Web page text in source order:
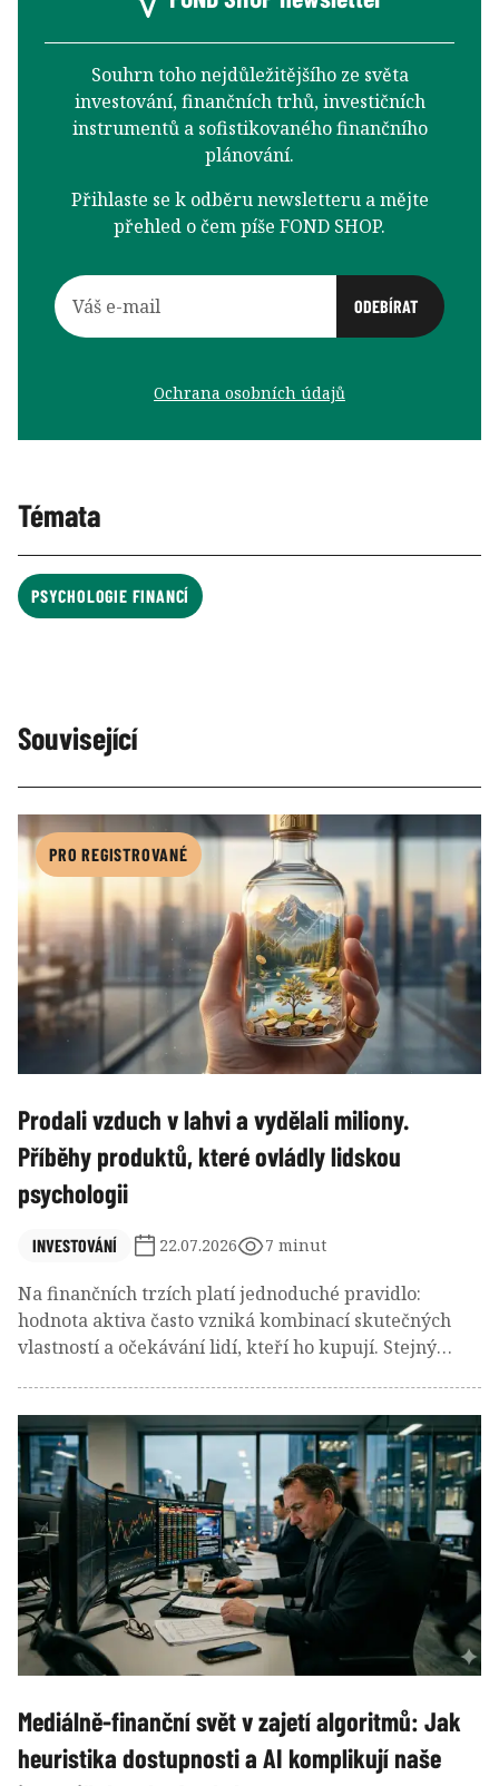
Souhrn toho nejdůležitějšího ze světa
investování, finančních trhů, investičních
instrumentů a sofistikovaného finančního
plánování.
Přihlaste se k odběru newsletteru a mějte
přehled o čem píše FOND SHOP.
Ochrana osobních údajů
Témata
PSYCHOLOGIE FINANCÍ
Související
PRO REGISTROVANÉ
Prodali vzduch v lahvi a vydělali miliony.
Příběhy produktů, které ovládly lidskou
psychologii
INVESTOVÁNÍ 22.07.2026 7 minut
Na finančních trzích platí jednoduché pravidlo:
hodnota aktiva často vzniká kombinací skutečných
vlastností a očekávání lidí, kteří ho kupují. Stejný
složitou technologii, jiné vznikly téměř bez nákladů,
přesto dokázaly svým tvůrcům přinést obrovské
bohatství.
Mediálně-finanční svět v zajetí algoritmů: Jak
heuristika dostupnosti a AI komplikují naše